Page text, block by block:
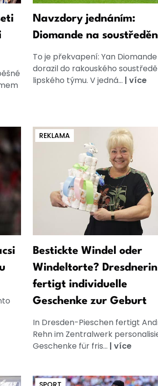
Navzdory jednáním:
Diomande na
To je překvapení: Yan Diomande
dorazil do rakouského
lipského týmu. V jedná... | více
REKLAMA
Bestickte Windel oder
Windeltorte? Dresdnerin
fertigt individuelle
Geschenke zur Geburt
In Dresden-Pieschen fertigt
Rehn im Zentralwerk
Geschenke für fris... | více